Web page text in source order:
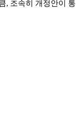
, 조속히 개정안이 통